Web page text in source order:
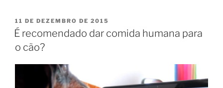
11 DE DEZEMBRO DE 2015
É recomendado dar comida humana para
o cão?